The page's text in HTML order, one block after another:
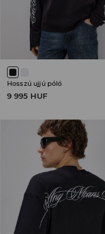
Hosszú ujjú póló
9 995 HUF